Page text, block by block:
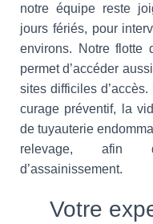
notre équipe reste
jours fériés, pour
environs. Notre flotte
permet d’accéder
sites difficiles
curage préventif, la
de tuyauterie
relevage, afin
d’assainissement.
Votre